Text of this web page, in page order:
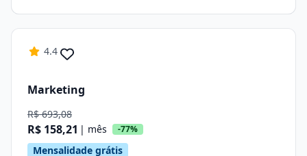
4.4
Marketing
R$ 693,08
R$ 158,21 | mês -77%
Mensalidade grátis